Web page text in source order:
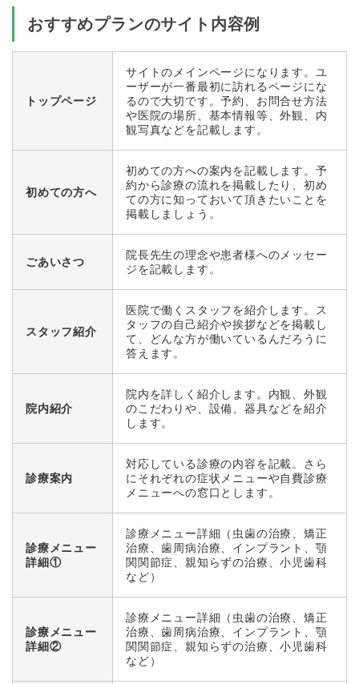
おすすめプランのサイト内容例
トップページ
サイトのメインページになります。ユ
ーザーが一番最初に訪れるページにな
るので大切です。予約、お問合せ方法
や医院の場所、基本情報等、外観、内
観写真などを記載します。
初めての方へ
初めての方への案内を記載します。予
約から診療の流れを掲載したり、初め
ての方に知っておいて頂きたいことを
掲載しましょう。
ごあいさつ
院長先生の理念や患者様へのメッセー
ジを記載します。
スタッフ紹介
医院で働くスタッフを紹介します。ス
タッフの自己紹介や挨拶などを掲載し
て、どんな方が働いているんだろうに
答えます。
院内紹介
院内を詳しく紹介します。内観、外観
のこだわりや、設備、器具などを紹介
します。
診療案内
対応している診療の内容を記載。さら
にそれぞれの症状メニューや自費診療
メニューへの窓口とします。
診療メニュー
詳細①
診療メニュー詳細（虫歯の治療、矯正
治療、歯周病治療、インプラント、顎
関関節症、親知らずの治療、小児歯科
など）
診療メニュー
詳細②
診療メニュー詳細（虫歯の治療、矯正
治療、歯周病治療、インプラント、顎
関関節症、親知らずの治療、小児歯科
など）